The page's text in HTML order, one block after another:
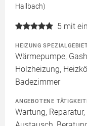
Hallbach)
5 mit
HEIZUNG
Wärmepumpe,
Holzheizung,
Badezimmer
ANGEBOTENE
Wartung,